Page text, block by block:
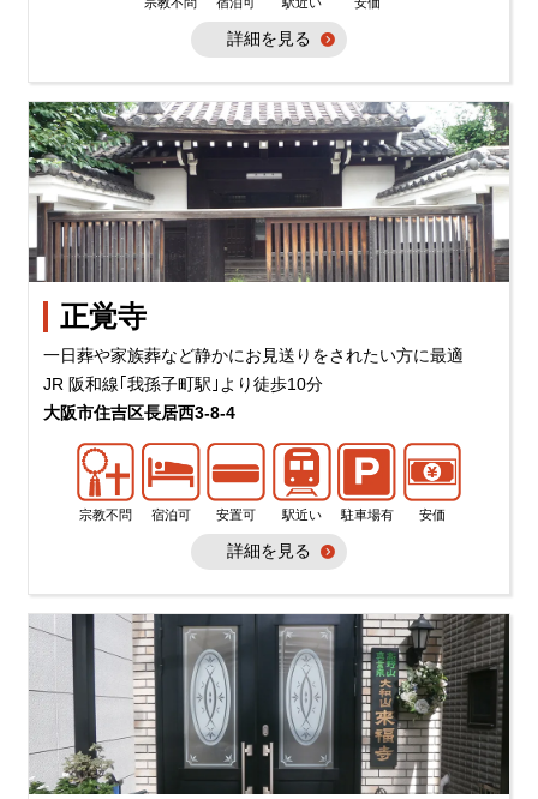
宗教不問 宿泊可 駅近い 安価
詳細を見る
正覚寺
一日葬や家族葬など静かにお見送りをされたい方に最適
JR 阪和線｢我孫子町駅｣より徒歩10分
大阪市住吉区長居西3-8-4
宗教不問 宿泊可 安置可 駅近い 駐車場有 安価
詳細を見る